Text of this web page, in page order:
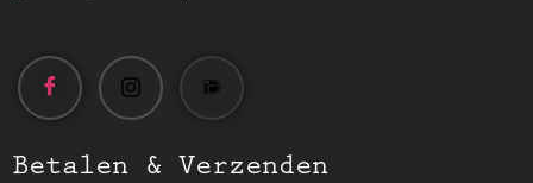
Betalen & Verzenden